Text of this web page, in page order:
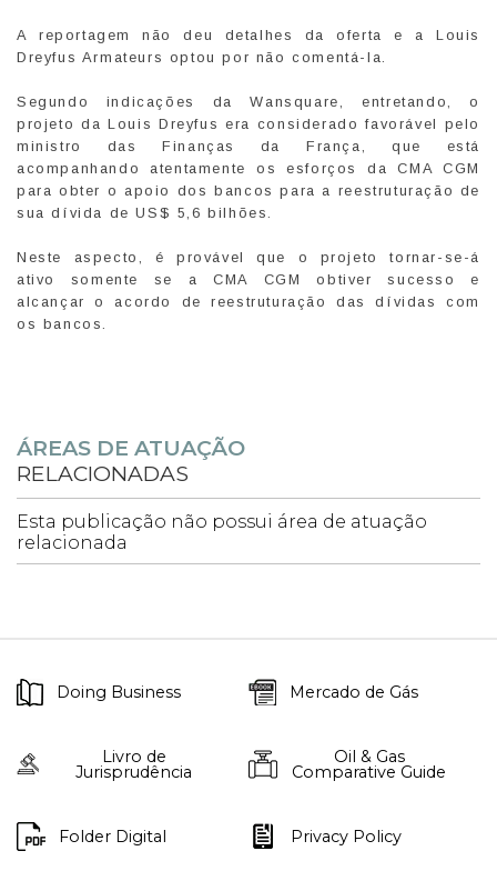
A reportagem não deu detalhes da oferta e a Louis
Dreyfus Armateurs optou por não comentá-la.
Segundo indicações da Wansquare, entretando, o
projeto da Louis Dreyfus era considerado favorável pelo
ministro das Finanças da França, que está
acompanhando atentamente os esforços da CMA CGM
para obter o apoio dos bancos para a reestruturação de
sua dívida de US$ 5,6 bilhões.
Neste aspecto, é provável que o projeto tornar-se-á
ativo somente se a CMA CGM obtiver sucesso e
alcançar o acordo de reestruturação das dívidas com
os bancos.
ÁREAS DE ATUAÇÃO
RELACIONADAS
Esta publicação não possui área de atuação
relacionada
Doing Business Mercado de Gás
Livro de
Jurisprudência
Oil & Gas
Comparative Guide
Folder Digital Privacy Policy